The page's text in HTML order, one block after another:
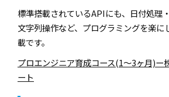
標準搭載されているAPIにも、日付処理
文字列操作など、プログラミングを楽に
載です。
プロエンジニア育成コース(1～3ヶ月)ー
ート